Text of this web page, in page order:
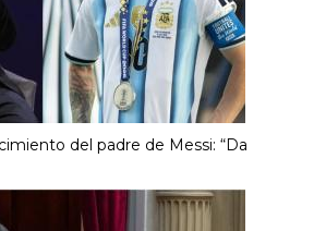
del padre de Messi: “Da